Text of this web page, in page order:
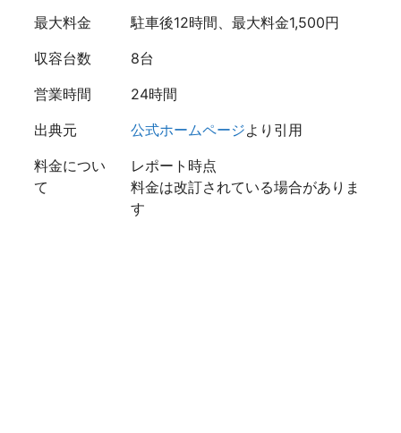
最大料金
駐車後12時間、最大料金1,500円
収容台数
8台
営業時間
24時間
出典元
公式ホームページより引用
料金につい
て
レポート時点
料金は改訂されている場合がありま
す